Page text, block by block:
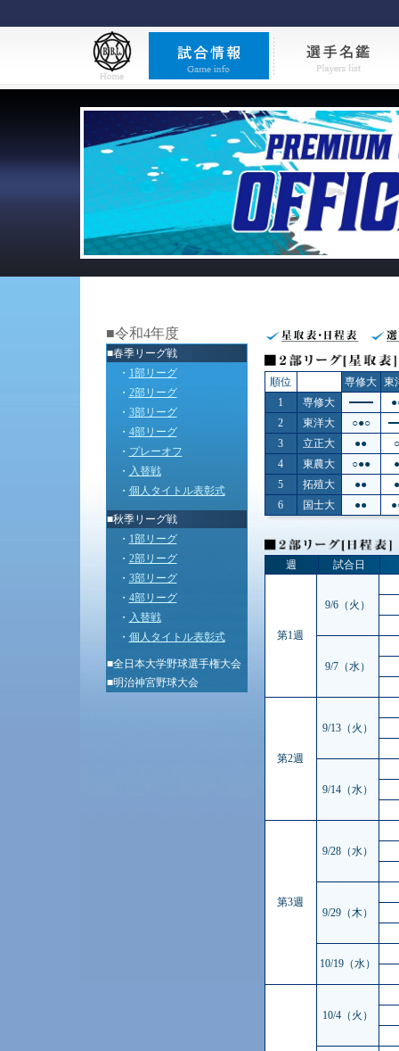
■令和4年度
■春季リーグ戦
・ 1部リーグ
・ 2部リーグ
・ 3部リーグ
・ 4部リーグ
・ プレーオフ
・ 入替戦
・ 個人タイトル表彰式
■秋季リーグ戦
・ 1部リーグ
・ 2部リーグ
・ 3部リーグ
・ 4部リーグ
・ 入替戦
・ 個人タイトル表彰式
■全日本大学野球選手権大会
■明治神宮野球大会
順位 専修大 東
1
専修大
2
東洋大
○●○
3
立正大 ●●
4
東農大 ○●●
5
拓殖大 ●●
6
国士大 ●●
週 試合日
第1週
9/6（火）
9/7（水）
第2週
9/13（火）
9/14（水）
第3週
9/28（水）
9/29（木）
10/19（水）
10/4（火）